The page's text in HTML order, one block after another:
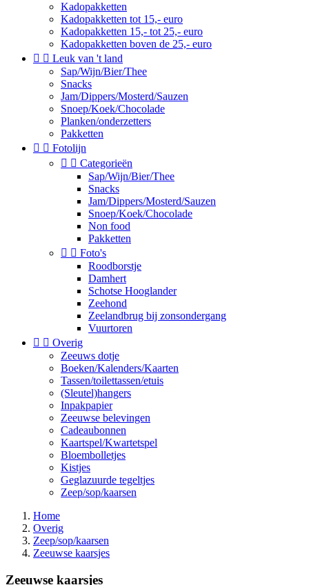
Kadopakketten
Kadopakketten tot 15,- euro
Kadopakketten 15,- tot 25,- euro
Kadopakketten boven de 25,- euro
  Leuk van 't land
Sap/Wijn/Bier/Thee
Snacks
Jam/Dippers/Mosterd/Sauzen
Snoep/Koek/Chocolade
Planken/onderzetters
Pakketten
  Fotolijn
  Categorieën
Sap/Wijn/Bier/Thee
Snacks
Jam/Dippers/Mosterd/Sauzen
Snoep/Koek/Chocolade
Non food
Pakketten
  Foto's
Roodborstje
Damhert
Schotse Hooglander
Zeehond
Zeelandbrug bij zonsondergang
Vuurtoren
  Overig
Zeeuws dotje
Boeken/Kalenders/Kaarten
Tassen/toilettassen/etuis
(Sleutel)hangers
Inpakpapier
Zeeuwse belevingen
Cadeaubonnen
Kaartspel/Kwartetspel
Bloembolletjes
Kistjes
Geglazuurde tegeltjes
Zeep/sop/kaarsen
Home
Overig
Zeep/sop/kaarsen
Zeeuwse kaarsjes
Zeeuwse kaarsjes